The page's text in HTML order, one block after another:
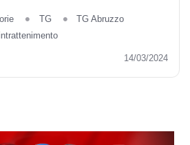
TG
TG Abruzzo
14/03/2024